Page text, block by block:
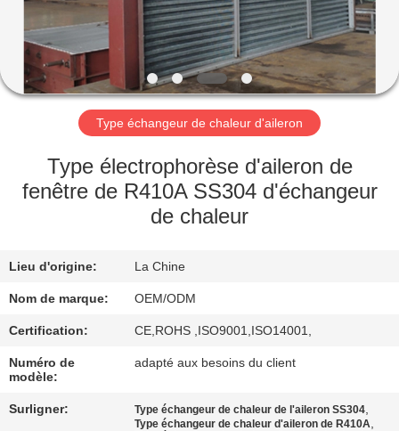
AU
SUJET
DE
NOUS
VISITE
D'USINE
DE
QUALITÉ
CONTACTEZ-
NOUS
Type échangeur de chaleur d'aileron
Type électrophorèse d'aileron de
fenêtre de R410A SS304 d'échangeur
de chaleur
Lieu d'origine: La Chine
Nom de marque: OEM/ODM
Certification: CE,ROHS ,ISO9001,ISO14001,
Numéro de
modèle:
adapté aux besoins du client
Surligner: Type échangeur de chaleur de l'aileron SS304,
Type échangeur de chaleur d'aileron de R410A,